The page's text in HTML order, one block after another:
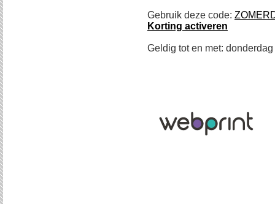
Gebruik deze code:
Korting activeren
Geldig tot en met: